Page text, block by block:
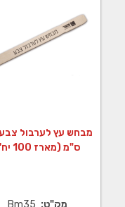
ס"מ (מארז 100 יח')